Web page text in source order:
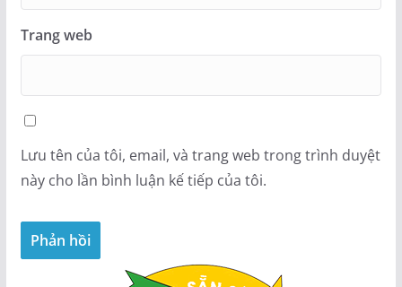
Trang web
Lưu tên của tôi, email, và trang web trong trình duyệt
này cho lần bình luận kế tiếp của tôi.